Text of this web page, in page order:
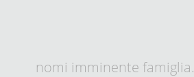
nomi imminente famiglia.